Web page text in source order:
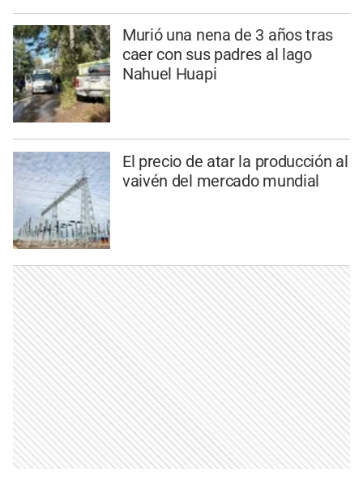
Murió una nena de 3 años tras
caer con sus padres al lago
Nahuel Huapi
El precio de atar la producción al
vaivén del mercado mundial